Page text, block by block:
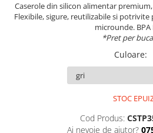
Caserole din silicon alimentar
Flexibile, sigure, reutilizabile si
microunde. BPA
*Pret per
Culoare:
STOC
Cod Produs:
Ai nevoie de ajutor?